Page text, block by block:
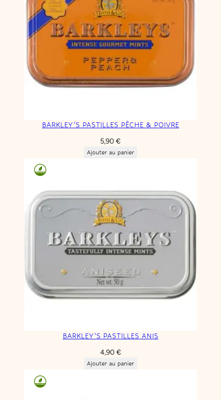
BARKLEY’S PASTILLES PÊCHE & POIVRE
5,90 €
Ajouter au panier
BARKLEY’S PASTILLES ANIS
4,90 €
Ajouter au panier